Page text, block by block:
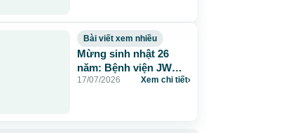
Bài viết xem nhiều
Mừng sinh nhật 26
năm: Bệnh viện JW
tặng 260 suất thẩm mỹ
17/07/2026 Xem chi tiết›